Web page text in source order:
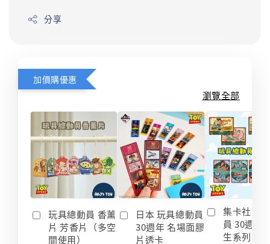
分享
加價購優惠
瀏覽全部
玩具總動員 香薰
片 芳香片（多空
間使用）
日本 玩具總動員
30週年 名場面膠
片透卡
集卡社 玩
員 30週年
生系列 收